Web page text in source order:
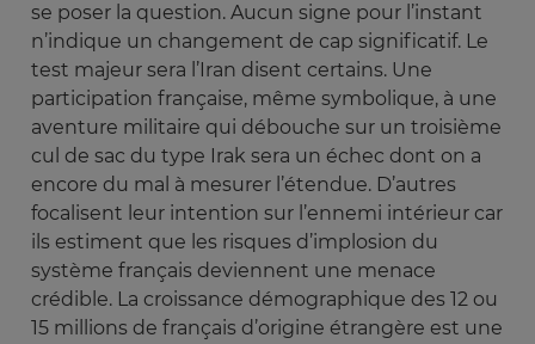
se poser la question. Aucun signe pour l’instant
n’indique un changement de cap significatif. Le
test majeur sera l’Iran disent certains. Une
participation française, même symbolique, à une
aventure militaire qui débouche sur un troisième
cul de sac du type Irak sera un échec dont on a
encore du mal à mesurer l’étendue. D’autres
focalisent leur intention sur l’ennemi intérieur car
ils estiment que les risques d’implosion du
système français deviennent une menace
crédible. La croissance démographique des 12 ou
15 millions de français d’origine étrangère est une